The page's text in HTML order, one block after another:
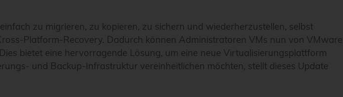
zu migrieren, zu kopieren, zu sichern und wiederherzustellen, selbst
Platform-Recovery. Dadurch können Administratoren VMs nun von VMware
bietet eine hervorragende Lösung, um eine neue Virtualisierungsplattform
und Backup-Infrastruktur vereinheitlichen möchten, stellt dieses Update